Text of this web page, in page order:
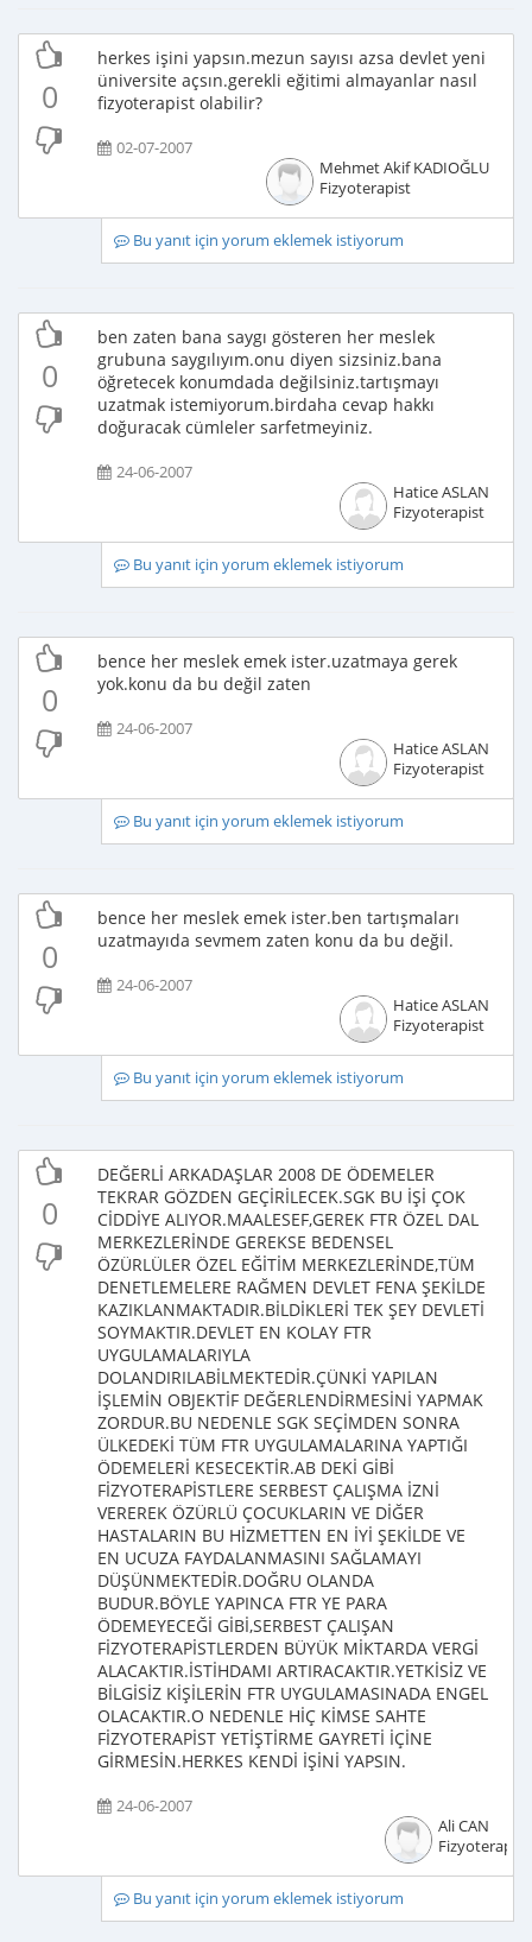
0
herkes işini yapsın.mezun sayısı azsa devlet yeni
üniversite açsın.gerekli eğitimi almayanlar nasıl
fizyoterapist olabilir?
02-07-2007
Mehmet Akif KADIOĞLU
Fizyoterapist
Bu yanıt için yorum eklemek istiyorum
0
ben zaten bana saygı gösteren her meslek
grubuna saygılıyım.onu diyen sizsiniz.bana
öğretecek konumdada değilsiniz.tartışmayı
uzatmak istemiyorum.birdaha cevap hakkı
doğuracak cümleler sarfetmeyiniz.
24-06-2007
Hatice ASLAN
Fizyoterapist
Bu yanıt için yorum eklemek istiyorum
0
bence her meslek emek ister.uzatmaya gerek
yok.konu da bu değil zaten
24-06-2007
Hatice ASLAN
Fizyoterapist
Bu yanıt için yorum eklemek istiyorum
0
bence her meslek emek ister.ben tartışmaları
uzatmayıda sevmem zaten konu da bu değil.
24-06-2007
Hatice ASLAN
Fizyoterapist
Bu yanıt için yorum eklemek istiyorum
0
DEĞERLİ ARKADAŞLAR 2008 DE ÖDEMELER
TEKRAR GÖZDEN GEÇİRİLECEK.SGK BU İŞİ ÇOK
CİDDİYE ALIYOR.MAALESEF,GEREK FTR ÖZEL DAL
MERKEZLERİNDE GEREKSE BEDENSEL
ÖZÜRLÜLER ÖZEL EĞİTİM MERKEZLERİNDE,TÜM
DENETLEMELERE RAĞMEN DEVLET FENA ŞEKİLDE
KAZIKLANMAKTADIR.BİLDİKLERİ TEK ŞEY DEVLETİ
SOYMAKTIR.DEVLET EN KOLAY FTR
UYGULAMALARIYLA
DOLANDIRILABİLMEKTEDİR.ÇÜNKİ YAPILAN
İŞLEMİN OBJEKTİF DEĞERLENDİRMESİNİ YAPMAK
ZORDUR.BU NEDENLE SGK SEÇİMDEN SONRA
ÜLKEDEKİ TÜM FTR UYGULAMALARINA YAPTIĞI
ÖDEMELERİ KESECEKTİR.AB DEKİ GİBİ
FİZYOTERAPİSTLERE SERBEST ÇALIŞMA İZNİ
VEREREK ÖZÜRLÜ ÇOCUKLARIN VE DİĞER
HASTALARIN BU HİZMETTEN EN İYİ ŞEKİLDE VE
EN UCUZA FAYDALANMASINI SAĞLAMAYI
DÜŞÜNMEKTEDİR.DOĞRU OLANDA
BUDUR.BÖYLE YAPINCA FTR YE PARA
ÖDEMEYECEĞİ GİBİ,SERBEST ÇALIŞAN
FİZYOTERAPİSTLERDEN BÜYÜK MİKTARDA VERGİ
ALACAKTIR.İSTİHDAMI ARTIRACAKTIR.YETKİSİZ VE
BİLGİSİZ KİŞİLERİN FTR UYGULAMASINADA ENGEL
OLACAKTIR.O NEDENLE HİÇ KİMSE SAHTE
FİZYOTERAPİST YETİŞTİRME GAYRETİ İÇİNE
GİRMESİN.HERKES KENDİ İŞİNİ YAPSIN.
24-06-2007
Ali CAN
Fizyoterapist
Bu yanıt için yorum eklemek istiyorum